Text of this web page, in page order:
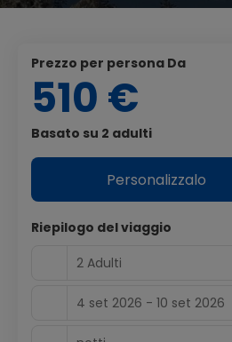
Prezzo per persona Da
510 €
Basato su 2 adulti
Personalizzalo
Riepilogo del viaggio
2 Adulti
4 set 2026 - 10 set 2026